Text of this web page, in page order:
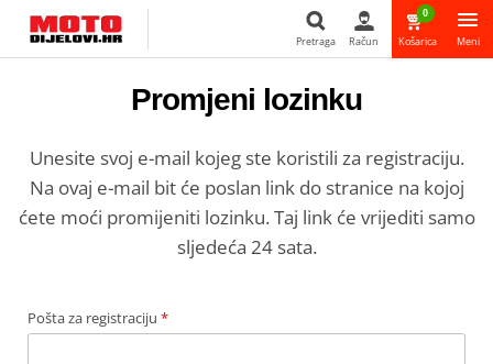
Pretraga Račun
0
Košarica Meni
Promjeni lozinku
Unesite svoj e-mail kojeg ste koristili za registraciju.
Na ovaj e-mail bit će poslan link do stranice na kojoj
ćete moći promijeniti lozinku. Taj link će vrijediti samo
sljedeća 24 sata.
Pošta za registraciju *